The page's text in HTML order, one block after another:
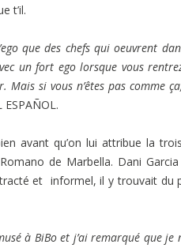
t’il.
que des chefs qui oeuvrent
un fort ego lorsque vous
si vous n’êtes pas comme
avant qu’on lui attribue la
de Marbella. Dani
et informel, il y trouvait du
à BiBo et j’ai remarqué que